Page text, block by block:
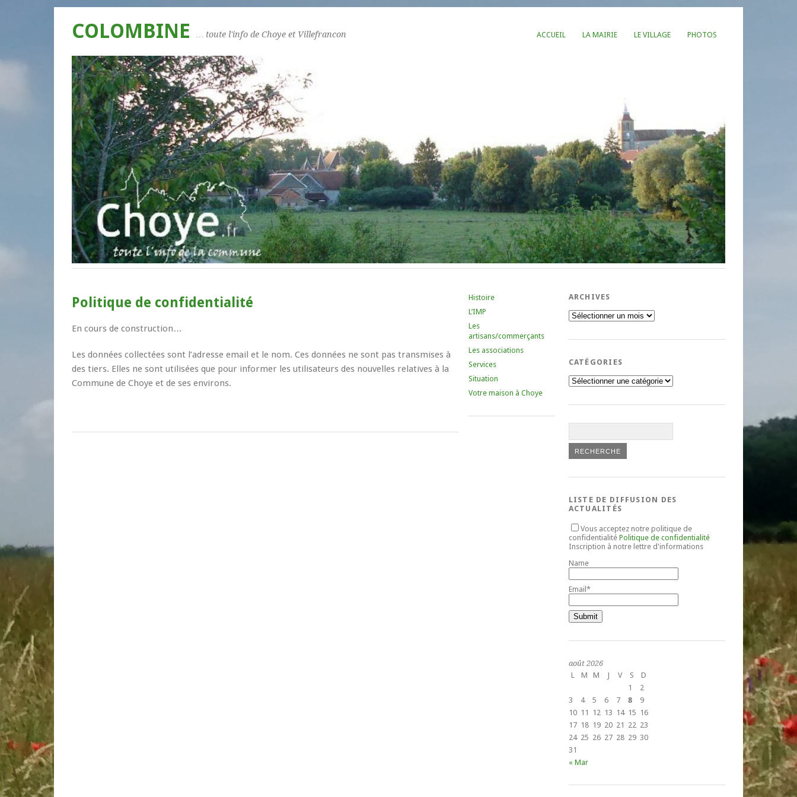
ACCUEIL LA MAIRIE LE VILLAGE PHOTOS
COLOMBINE … toute l'info de Choye et Villefrancon
Politique de confidentialité
En cours de construction…
Les données collectées sont l’adresse email et le nom. Ces données ne sont pas transmises à
des tiers. Elles ne sont utilisées que pour informer les utilisateurs des nouvelles relatives à la
Commune de Choye et de ses environs.
Histoire
L’IMP
Les
artisans/commerçants
Les associations
Services
Situation
Votre maison à Choye
ARCHIVES
Archives
CATÉGORIES
Catégories
LISTE DE DIFFUSION DES
ACTUALITÉS
Vous acceptez notre politique de
confidentialité Politique de confidentialité
Inscription à notre lettre d'informations
Name
Email*
août 2026
L
M M J V S
D
1
2
3
4 5 6 7 8
9
10 11 12 13 14 15 16
17 18 19 20 21 22 23
24 25 26 27 28 29 30
31
« Mar